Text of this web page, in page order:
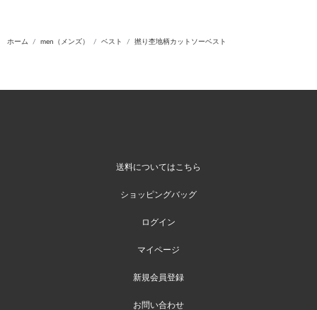
ホーム men（メンズ） ベスト 撚り杢地柄カットソーベスト
送料についてはこちら
ショッピングバッグ
ログイン
マイページ
新規会員登録
お問い合わせ